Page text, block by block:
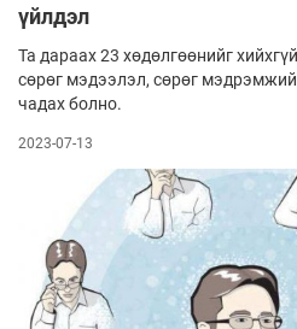
үйлдэл
Та дараах 23 хөдөлгөөнийг
сөрөг мэдээлэл, сөрөг
чадах болно.
2023-07-13